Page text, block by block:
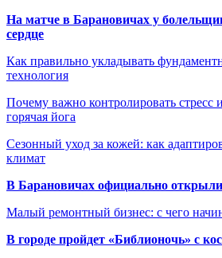
На матче в Барановичах у
сердце
Как правильно укладывать
технология
Почему важно контролировать стресс
горячая йога
Сезонный уход за кожей: как
климат
В Барановичах официально открыли
Малый ремонтный бизнес: с чего
В городе пройдет «Библионочь» с